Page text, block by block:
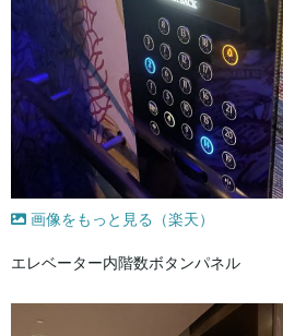
画像をもっと見る（楽天）
エレベーター内階数ボタンパネル